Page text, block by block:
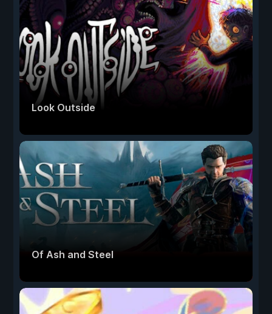
Look Outside
Of Ash and Steel